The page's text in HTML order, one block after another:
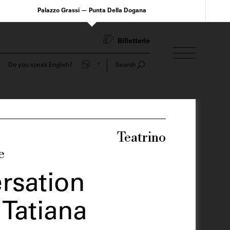
Palazzo Grassi — Punta Della Dogana
Billetterie
Do you speak English? Search
Teatrino